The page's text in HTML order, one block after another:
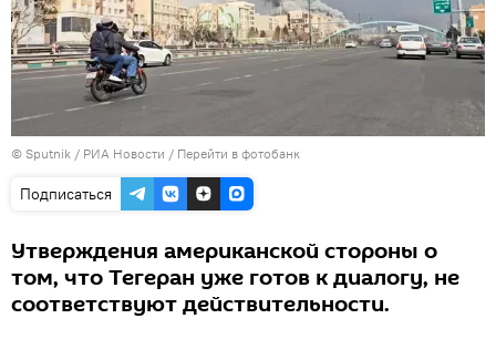
© Sputnik / РИА Новости / Перейти в фотобанк
Подписаться
Утверждения американской стороны о
том, что Тегеран уже готов к диалогу, не
соответствуют действительности.